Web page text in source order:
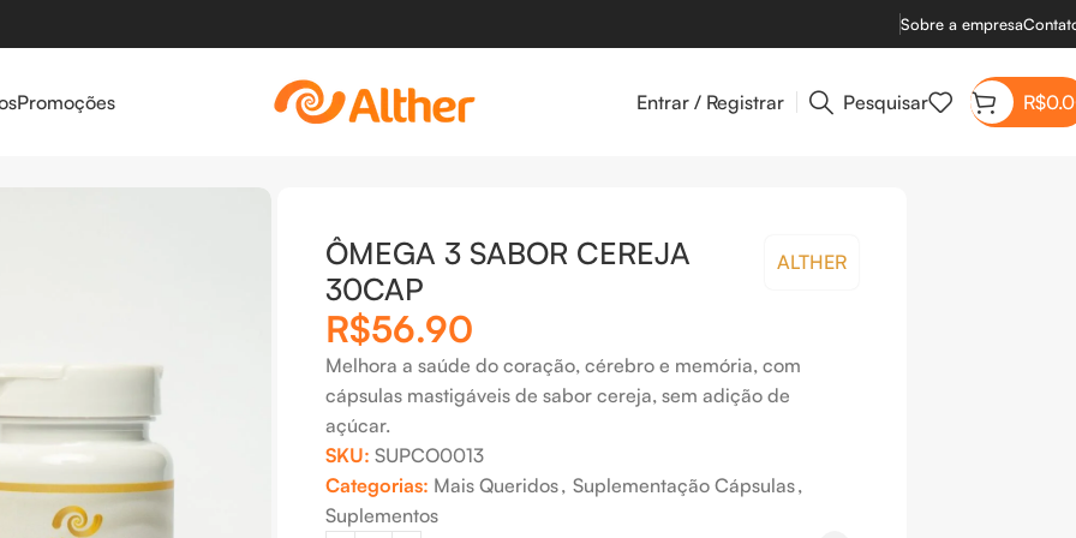
Sobre a empresa
Promoções Entrar / Registrar Pesquisar R$
ÔMEGA 3 SABOR CEREJA
30CAP
ALTHER
R$56.90
Melhora a saúde do coração, cérebro e memória, com
cápsulas mastigáveis de sabor cereja, sem adição de
açúcar.
SKU: SUPCO0013
Categorias: Mais Queridos, Suplementação Cápsulas,
Suplementos